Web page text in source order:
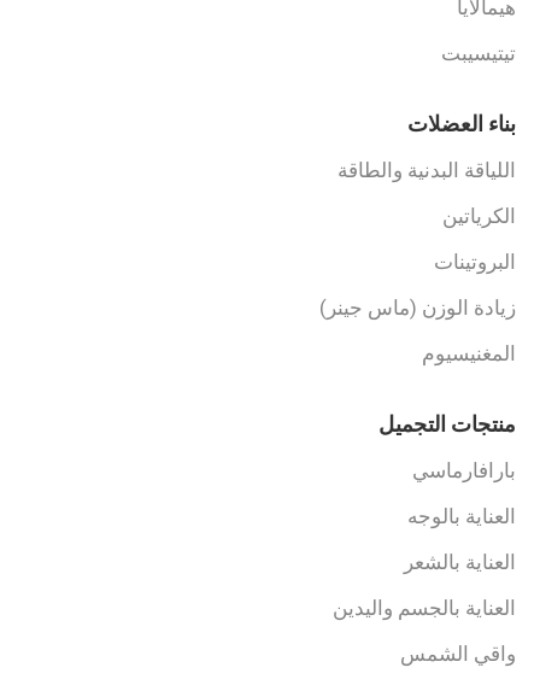
هيمالايا
تيتيسيبت
بناء العضلات
اللياقة البدنية والطاقة
الكرياتين
البروتينات
زيادة الوزن (ماس جينر)
المغنيسيوم
منتجات التجميل
بارافارماسي
العناية بالوجه
العناية بالشعر
العناية بالجسم واليدين
واقي الشمس